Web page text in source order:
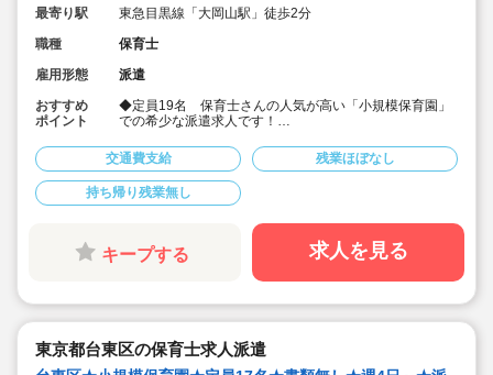
最寄り駅
東急目黒線「大岡山駅」徒歩2分
職種
保育士
雇用形態
派遣
おすすめ
ポイント
◆定員19名 保育士さんの人気が高い「小規模保育園」
での希少な派遣求人です！
に集中したい方におススメです！
◆時給1,800円（別途交通費）！
◆大岡山駅徒歩2分と駅チカです！
交通費支給 残業ほぼなし
持ち帰り残業無し
キープする 求人を見る
東京都台東区の保育士求人派遣